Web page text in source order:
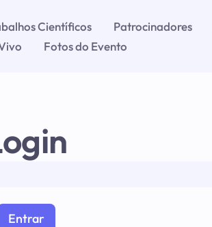
Científicos Patrocinadores
Fotos do Evento
Entrar